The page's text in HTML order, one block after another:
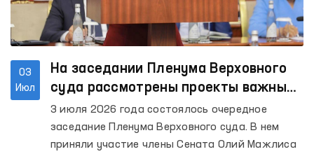
03
Июл
На заседании Пленума Верховного
суда рассмотрены проекты важных
постановлений
3 июля 2026 года состоялось очередное
заседание Пленума Верховного суда. В нем
приняли участие члены Сената Олий Мажлиса